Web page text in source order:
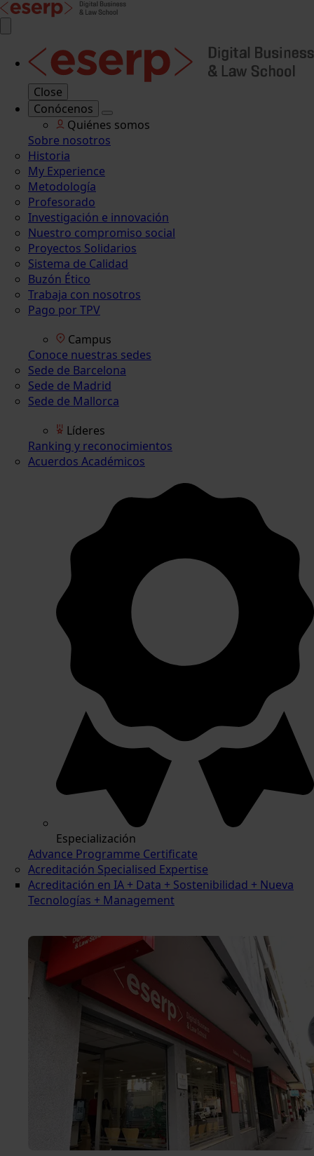
Close
Conócenos
Quiénes somos
Sobre nosotros
Historia
My Experience
Metodología
Profesorado
Investigación e innovación
Nuestro compromiso social
Proyectos Solidarios
Sistema de Calidad
Buzón Ético
Trabaja con nosotros
Pago por TPV
Campus
Conoce nuestras sedes
Sede de Barcelona
Sede de Madrid
Sede de Mallorca
Líderes
Ranking y reconocimientos
Acuerdos Académicos
Especialización
Advance Programme Certificate
Acreditación Specialised Expertise
Acreditación en IA + Data + Sostenibilidad + Nueva
Tecnologías + Management